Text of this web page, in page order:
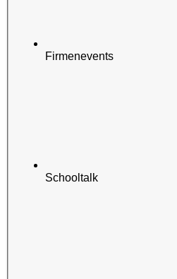
Firmenevents
Schooltalk